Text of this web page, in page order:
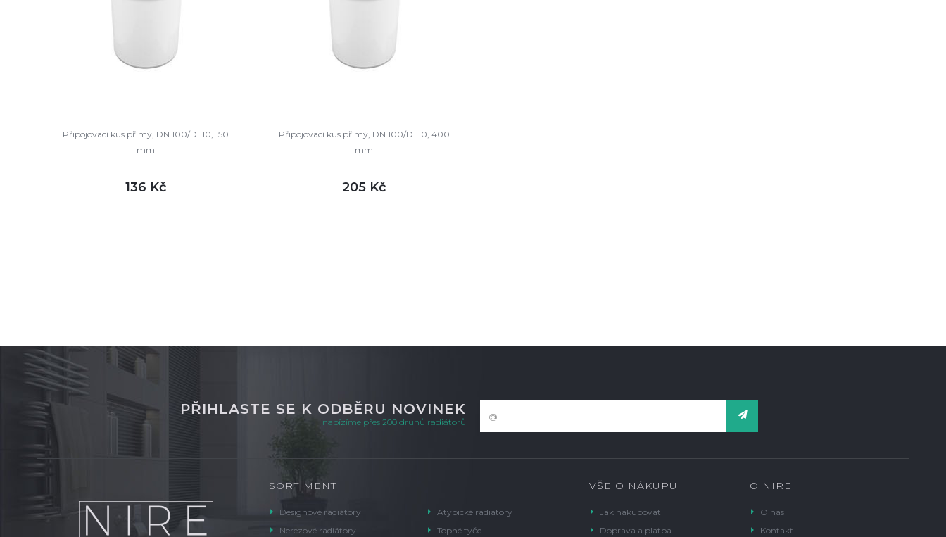
Připojovací kus přímý, DN 100/D 110, 150
mm
136 Kč
Připojovací kus přímý, DN 100/D 110, 400
mm
205 Kč
PŘIHLASTE SE K ODBĚRU NOVINEK
nabízíme přes 200 druhů radiátorů
SORTIMENT
Designové radiátory
Nerezové radiátory
Atypické radiátory
Topné tyče
VŠE O NÁKUPU
Jak nakupovat
Doprava a platba
O NIRE
O nás
Kontakt